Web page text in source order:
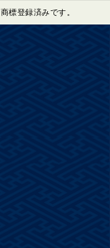
標登録済みです。